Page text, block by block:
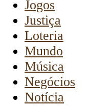
Jogos
Justiça
Loteria
Mundo
Música
Negócios
Notícia